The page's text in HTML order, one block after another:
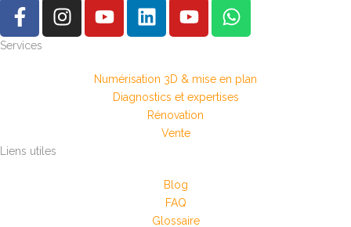
Services
Numérisation 3D & mise en plan
Diagnostics et expertises
Rénovation
Vente
Liens utiles
Blog
FAQ
Glossaire